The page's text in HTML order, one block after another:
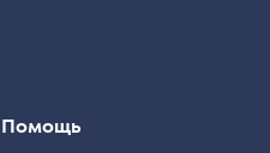
Помощь